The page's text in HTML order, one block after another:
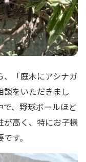
「庭木にアシナガ
をいただきまし
で、野球ボールほど
が高く、特にお子様
す。